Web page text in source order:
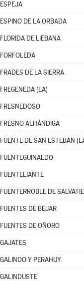
ESPEJA
ESPINO DE LA ORBADA
FLORIDA DE LIÉBANA
FORFOLEDA
FRADES DE LA SIERRA
FREGENEDA (LA)
FRESNEDOSO
FRESNO ALHÁNDIGA
FUENTE DE SAN ESTEBAN
FUENTEGUINALDO
FUENTELIANTE
FUENTERROBLE DE
FUENTES DE BÉJAR
FUENTES DE OÑORO
GAJATES
GALINDO Y PERAHUY
GALINDUSTE